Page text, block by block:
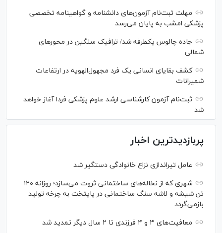
مهلت ثبت‌نام آزمون‌های دانشنامه و گواهینامه تخصصی
پزشکی امشب به پایان می‌رسد
جاده چالوس یکطرفه شد/ ترافیک سنگین در محورهای
شمالی
کشف بقایای انسانی یک فرد مجهول‌الهویه در ارتفاعات
شمیرانات
ثبت‌نام آزمون کارشناسی ارشد علوم پزشکی فردا آغاز خواهد
شد
پربازدیدترین اخبار
عامل تیراندازی نزاع خانوادگی دستگیر شد
شهری که از نخاله‌های ساختمانی ثروت می‌سازد؛ روزانه ۱۲۰
تن شیشه و لاشه سنگ ساختمانی در پایتخت به چرخه تولید
بازمی‌گردد
معافیت‌های ۳ و ۴ فرزندی تا ۲ سال دیگر تمدید شد